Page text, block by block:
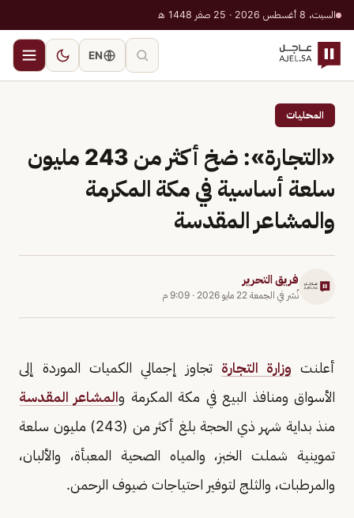
السبت، 8 أغسطس 2026 · 25 صفر 1448 هـ
EN
المحليات
«التجارة»: ضخ أكثر من 243 مليون
سلعة أساسية في مكة المكرمة
والمشاعر المقدسة
فريق التحرير
نُشر في الجمعة 22 مايو 2026 · 9:09 م
أعلنت وزارة التجارة تجاوز إجمالي الكميات الموردة إلى
الأسواق ومنافذ البيع في مكة المكرمة والمشاعر المقدسة
منذ بداية شهر ذي الحجة بلغ أكثر من (243) مليون سلعة
تموينية شملت الخبز، والمياه الصحية المعبأة، والألبان،
والمرطبات، والثلج لتوفير احتياجات ضيوف الرحمن.